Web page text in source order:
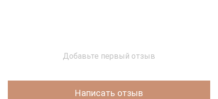
Добавьте первый отзыв
Написать отзыв